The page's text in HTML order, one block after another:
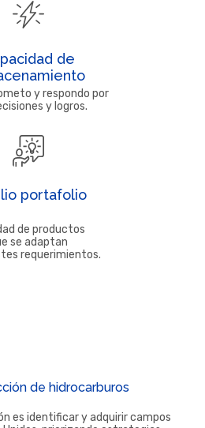
de
y respondo por
y logros.
portafolio
de productos
se adaptan
requerimientos.
de hidrocarburos
es identificar y adquirir campos